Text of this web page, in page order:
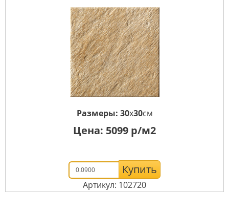
Размеры: 30x30см
Цена: 5099 р/м2
Купить
Артикул: 102720